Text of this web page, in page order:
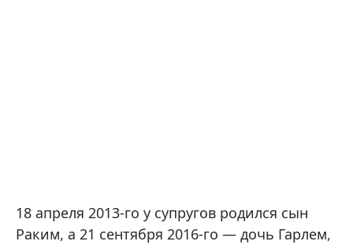
18 апреля 2013-го у супругов родился сын
Раким, а 21 сентября 2016-го — дочь Гарлем,